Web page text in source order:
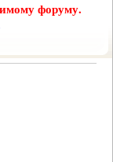
форуму.